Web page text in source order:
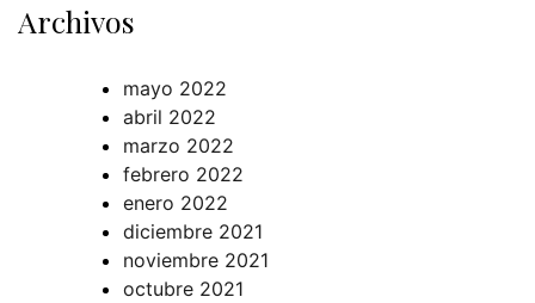
Archivos
mayo 2022
abril 2022
marzo 2022
febrero 2022
enero 2022
diciembre 2021
noviembre 2021
octubre 2021